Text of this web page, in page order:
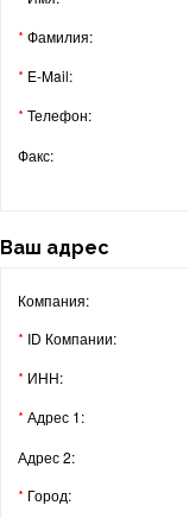
* Фамилия:
* E-Mail:
* Телефон:
Факс:
Ваш адрес
Компания:
* ID Компании:
* ИНН:
* Адрес 1:
Адрес 2:
* Город: